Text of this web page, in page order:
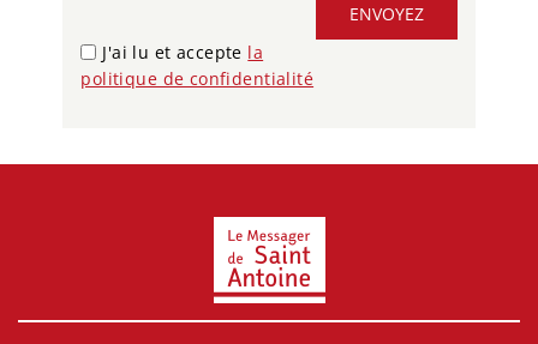
ENVOYEZ
J'ai lu et accepte la
politique de confidentialité